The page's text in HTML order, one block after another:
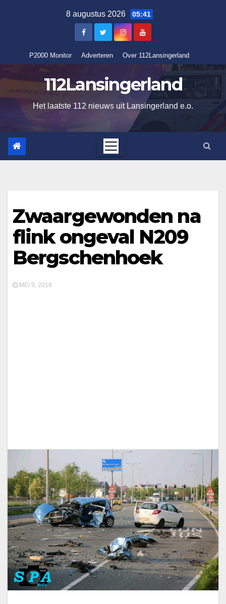
8 augustus 2026 05:41
P2000 Monitor Adverteren Over 112Lansingerland
112Lansingerland
Het laatste 112 nieuws uit Lansingerland e.o.
Zwaargewonden na
flink ongeval N209
Bergschenhoek
MEI 9, 2018